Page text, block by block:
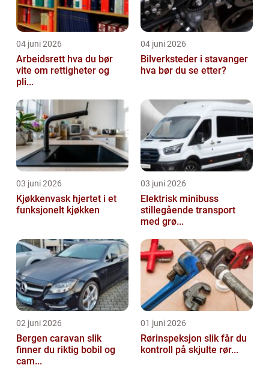
04 juni 2026
Arbeidsrett hva du bør
vite om rettigheter og
pli...
04 juni 2026
Bilverksteder i stavanger
hva bør du se etter?
03 juni 2026
Kjøkkenvask hjertet i et
funksjonelt kjøkken
03 juni 2026
Elektrisk minibuss
stillegående transport
med grø...
02 juni 2026
Bergen caravan slik
finner du riktig bobil og
cam...
01 juni 2026
Rørinspeksjon slik får du
kontroll på skjulte rør...